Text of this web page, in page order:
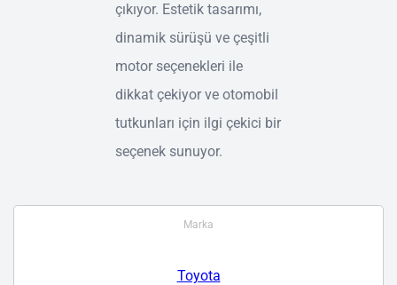
çıkıyor. Estetik tasarımı,
dinamik sürüşü ve çeşitli
motor seçenekleri ile
dikkat çekiyor ve otomobil
tutkunları için ilgi çekici bir
seçenek sunuyor.
Marka
Toyota